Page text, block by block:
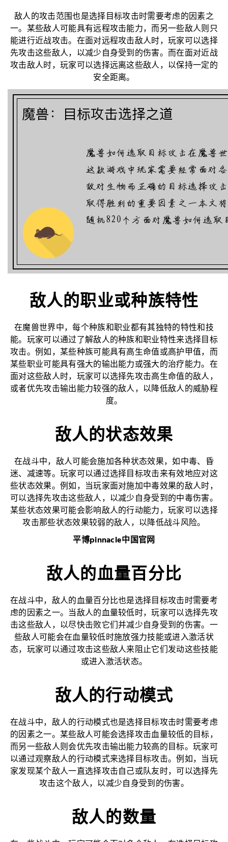
敌人的攻击范围也是选择目标攻击时需要考虑的因素之
一。某些敌人可能具有远程攻击能力，而另一些敌人则只
能进行近战攻击。在面对远程攻击敌人时，玩家可以选择
先攻击这些敌人，以减少自身受到的伤害。而在面对近战
攻击敌人时，玩家可以选择远离这些敌人，以保持一定的
安全距离。
敌人的职业或种族特性
在魔兽世界中，每个种族和职业都有其独特的特性和技
能。玩家可以通过了解敌人的种族和职业特性来选择目标
攻击。例如，某些种族可能具有高生命值或高护甲值，而
某些职业可能具有强大的输出能力或强大的治疗能力。在
面对这些敌人时，玩家可以选择先攻击高生命值的敌人，
或者优先攻击输出能力较强的敌人，以降低敌人的威胁程
度。
敌人的状态效果
在战斗中，敌人可能会施加各种状态效果，如中毒、昏
迷、减速等。玩家可以通过选择目标攻击来有效地应对这
些状态效果。例如，当玩家面对施加中毒效果的敌人时，
可以选择先攻击这些敌人，以减少自身受到的中毒伤害。
某些状态效果可能会影响敌人的行动能力，玩家可以选择
攻击那些状态效果较弱的敌人，以降低战斗风险。
平博pinnacle中国官网
敌人的血量百分比
在战斗中，敌人的血量百分比也是选择目标攻击时需要考
虑的因素之一。当敌人的血量较低时，玩家可以选择先攻
击这些敌人，以尽快击败它们并减少自身受到的伤害。一
些敌人可能会在血量较低时施放强力技能或进入激活状
态，玩家可以通过攻击这些敌人来阻止它们发动这些技能
或进入激活状态。
敌人的行动模式
在战斗中，敌人的行动模式也是选择目标攻击时需要考虑
的因素之一。某些敌人可能会选择攻击血量较低的目标，
而另一些敌人则会优先攻击输出能力较高的目标。玩家可
以通过观察敌人的行动模式来选择目标攻击。例如，当玩
家发现某个敌人一直选择攻击自己或队友时，可以选择先
攻击这个敌人，以减少自身受到的伤害。
敌人的数量